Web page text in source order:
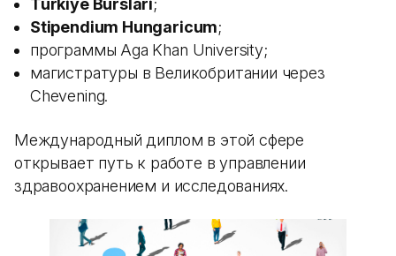
Turkiye Burslari;
Stipendium Hungaricum;
программы Aga Khan University;
магистратуры в Великобритании через
Chevening.
Международный диплом в этой сфере
открывает путь к работе в управлении
здравоохранением и исследованиях.